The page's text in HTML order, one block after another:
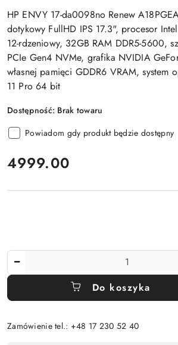
HP ENVY 17-da0098no Renew
dotykowy FullHD IPS 17.3", procesor
12-rdzeniowy, 32GB RAM DDR5-5600,
PCIe Gen4 NVMe, grafika NVIDIA
własnej pamięci GDDR6 VRAM, system
11 Pro 64 bit
Dostępność: Brak towaru
Powiadom gdy produkt będzie dostępny
cena:
4999.00
Do koszyka
Zamówienie tel.: +48 17 230 52 40